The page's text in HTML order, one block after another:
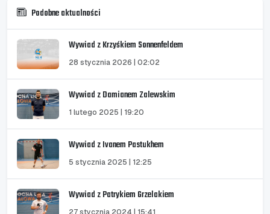
Podobne aktualności
Wywiad z Krzyśkiem Sonnenfeldem
28 stycznia 2026 | 02:02
Wywiad z Damianem Zalewskim
1 lutego 2025 | 19:20
Wywiad z Ivanem Pastukhem
5 stycznia 2025 | 12:25
Wywiad z Patrykiem Grzelakiem
27 stycznia 2024 | 15:41